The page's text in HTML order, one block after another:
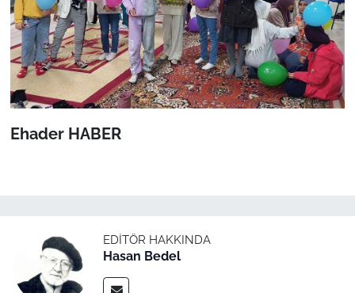
Ehader HABER
EDITÖR HAKKINDA
Hasan Bedel